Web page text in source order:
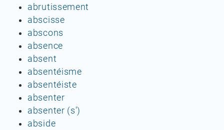
abrutissement
abscisse
abscons
absence
absent
absentéisme
absentéiste
absenter
absenter (s')
abside